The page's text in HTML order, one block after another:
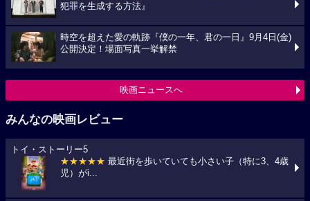
犯罪を生成する方法』
時空を超えた愛の軌跡『僕の一年、君の一日』9月4日(金)
公開決定！場面写真一挙解禁
映画ニュースへ
みんなの映画レビュー
トイ・ストーリー5
★★★★★ 最近街を歩いていても小さい子（特に3、4歳
児）がi...